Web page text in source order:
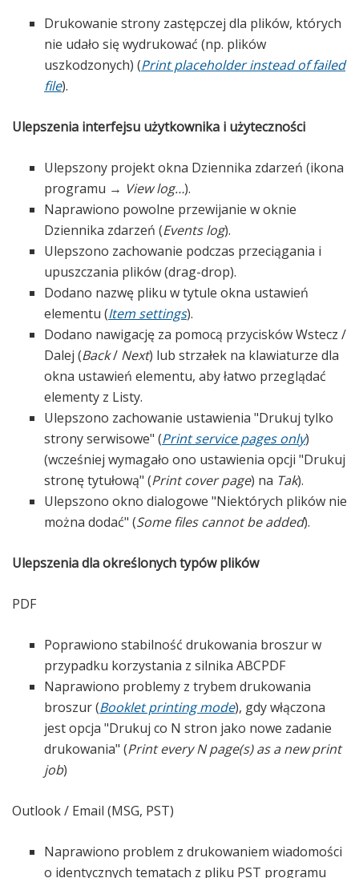
Drukowanie strony zastępczej dla plików, których
nie udało się wydrukować (np. plików
uszkodzonych) (Print placeholder instead of failed
file).
Ulepszenia interfejsu użytkownika i użyteczności
Ulepszony projekt okna Dziennika zdarzeń (ikona
programu → View log…).
Naprawiono powolne przewijanie w oknie
Dziennika zdarzeń (Events log).
Ulepszono zachowanie podczas przeciągania i
upuszczania plików (drag-drop).
Dodano nazwę pliku w tytule okna ustawień
elementu (Item settings).
Dodano nawigację za pomocą przycisków Wstecz /
Dalej (Back/ Next) lub strzałek na klawiaturze dla
okna ustawień elementu, aby łatwo przeglądać
elementy z Listy.
Ulepszono zachowanie ustawienia "Drukuj tylko
strony serwisowe" (Print service pages only)
(wcześniej wymagało ono ustawienia opcji "Drukuj
stronę tytułową" (Print cover page) na Tak).
Ulepszono okno dialogowe "Niektórych plików nie
można dodać" (Some files cannot be added).
Ulepszenia dla określonych typów plików
PDF
Poprawiono stabilność drukowania broszur w
przypadku korzystania z silnika ABCPDF
Naprawiono problemy z trybem drukowania
broszur (Booklet printing mode), gdy włączona
jest opcja "Drukuj co N stron jako nowe zadanie
drukowania" (Print every N page(s) as a new print
job)
Outlook / Email (MSG, PST)
Naprawiono problem z drukowaniem wiadomości
o identycznych tematach z pliku PST programu